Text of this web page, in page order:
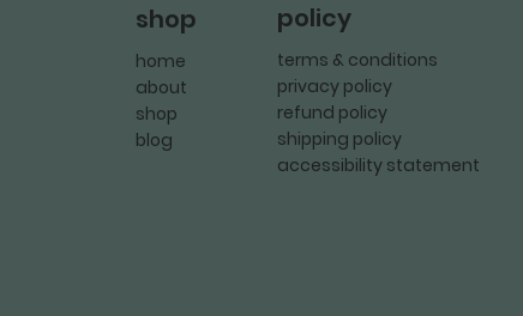
shop
home
about
shop
blog
policy
terms & conditions
privacy policy
refund policy
shipping policy
accessibility statement